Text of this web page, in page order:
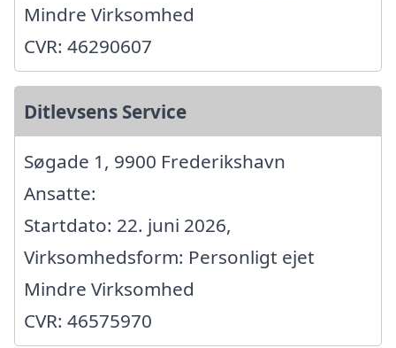
Mindre Virksomhed
CVR: 46290607
Ditlevsens Service
Søgade 1, 9900 Frederikshavn
Ansatte:
Startdato: 22. juni 2026,
Virksomhedsform: Personligt ejet
Mindre Virksomhed
CVR: 46575970